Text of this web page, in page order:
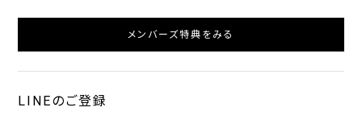
メンバーズ特典をみる
LINEのご登録